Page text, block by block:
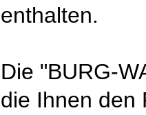
enthalten.
Die "BURG-
die Ihnen den